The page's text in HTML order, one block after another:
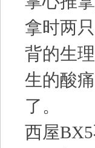
拿时两
背的生
生的酸
了。
西屋